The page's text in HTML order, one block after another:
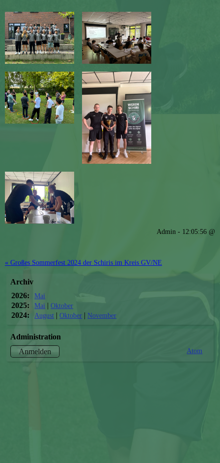
Admin - 12:05:56 @
« Großes Sommerfest 2024 der Schiris im Kreis GV/NE
Archiv
2026:
Mai
2025: Mai |Oktober
2024: August |Oktober | November
Administration
Anmelden
Atom